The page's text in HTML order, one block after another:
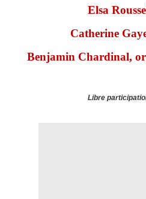
Elsa
Catherine
Benjamin Chardinal,
Libre